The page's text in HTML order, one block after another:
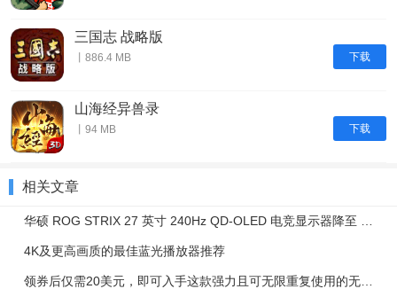
下载
三国志 战略版
丨886.4 MB
下载
山海经异兽录
丨94 MB
相关文章
4K及更高画质的最佳蓝光播放器推荐